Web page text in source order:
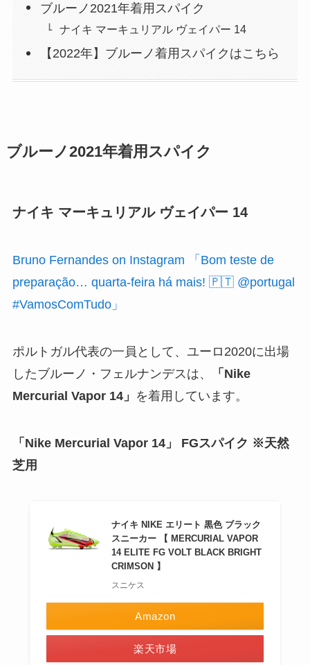
ブルーノ2021年着用スパイク
ナイキ マーキュリアル ヴェイパー 14
【2022年】ブルーノ着用スパイクはこちら
ブルーノ2021年着用スパイク
ナイキ マーキュリアル ヴェイパー 14
Bruno Fernandes on Instagram
「Bom teste de
preparação… quarta-feira há mais! 🇵🇹 @portugal
#VamosComTudo」
ポルトガル代表の一員として、ユーロ2020に出場
したブルーノ・フェルナンデスは、
「Nike
Mercurial Vapor 14」 を着用しています。
「Nike Mercurial Vapor 14」 FGスパイク ※天然
芝用
ナイキ NIKE エリート 黒色 ブラック
スニーカー 【 MERCURIAL VAPOR
14 ELITE FG VOLT BLACK BRIGHT
CRIMSON 】
スニケス
Amazon
楽天市場